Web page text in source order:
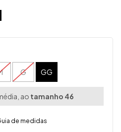
G GG
ao tamanho 46
de medidas